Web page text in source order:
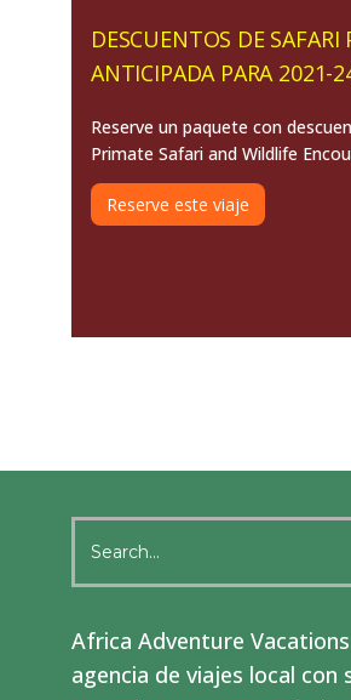
DESCUENTOS DE SAFARI
ANTICIPADA PARA 2021-
Reserve un paquete con
Primate Safari and Wildlife
Reserve este viaje
for:
Africa Adventure
agencia de viajes local con